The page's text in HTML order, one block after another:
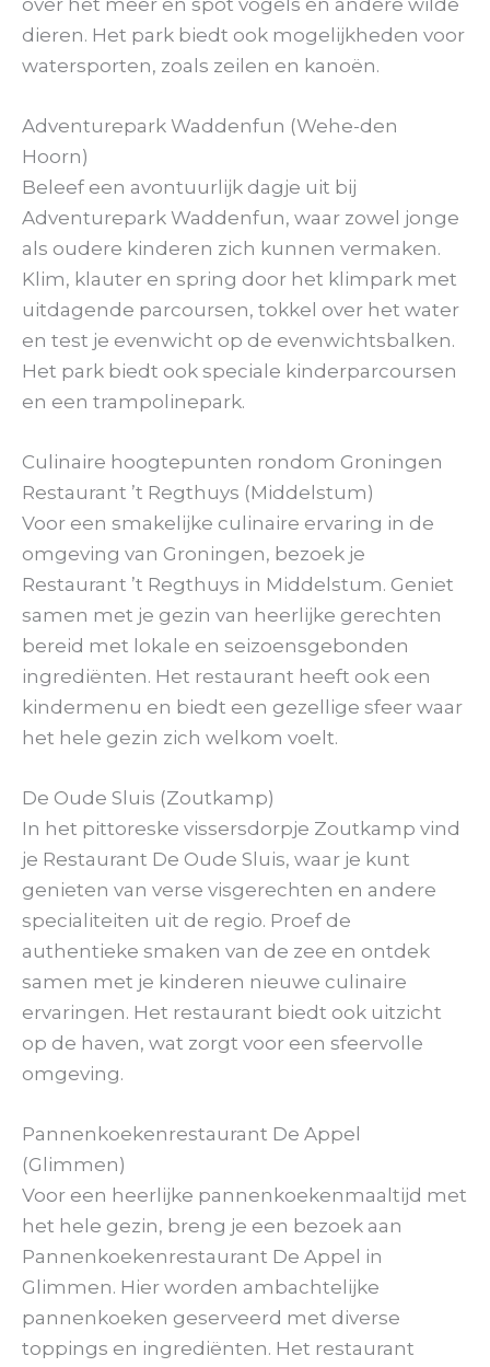
dieren. Het park biedt ook mogelijkheden voor
watersporten, zoals zeilen en kanoën.
Adventurepark Waddenfun (Wehe-den
Hoorn)
Beleef een avontuurlijk dagje uit bij
Adventurepark Waddenfun, waar zowel jonge
als oudere kinderen zich kunnen vermaken.
Klim, klauter en spring door het klimpark met
uitdagende parcoursen, tokkel over het water
en test je evenwicht op de evenwichtsbalken.
Het park biedt ook speciale kinderparcoursen
en een trampolinepark.
Culinaire hoogtepunten rondom Groningen
Restaurant ’t Regthuys (Middelstum)
Voor een smakelijke culinaire ervaring in de
omgeving van Groningen, bezoek je
Restaurant ’t Regthuys in Middelstum. Geniet
samen met je gezin van heerlijke gerechten
bereid met lokale en seizoensgebonden
ingrediënten. Het restaurant heeft ook een
kindermenu en biedt een gezellige sfeer waar
het hele gezin zich welkom voelt.
De Oude Sluis (Zoutkamp)
In het pittoreske vissersdorpje Zoutkamp vind
je Restaurant De Oude Sluis, waar je kunt
genieten van verse visgerechten en andere
specialiteiten uit de regio. Proef de
authentieke smaken van de zee en ontdek
samen met je kinderen nieuwe culinaire
ervaringen. Het restaurant biedt ook uitzicht
op de haven, wat zorgt voor een sfeervolle
omgeving.
Pannenkoekenrestaurant De Appel
(Glimmen)
Voor een heerlijke pannenkoekenmaaltijd met
het hele gezin, breng je een bezoek aan
Pannenkoekenrestaurant De Appel in
Glimmen. Hier worden ambachtelijke
pannenkoeken geserveerd met diverse
toppings en ingrediënten. Het restaurant